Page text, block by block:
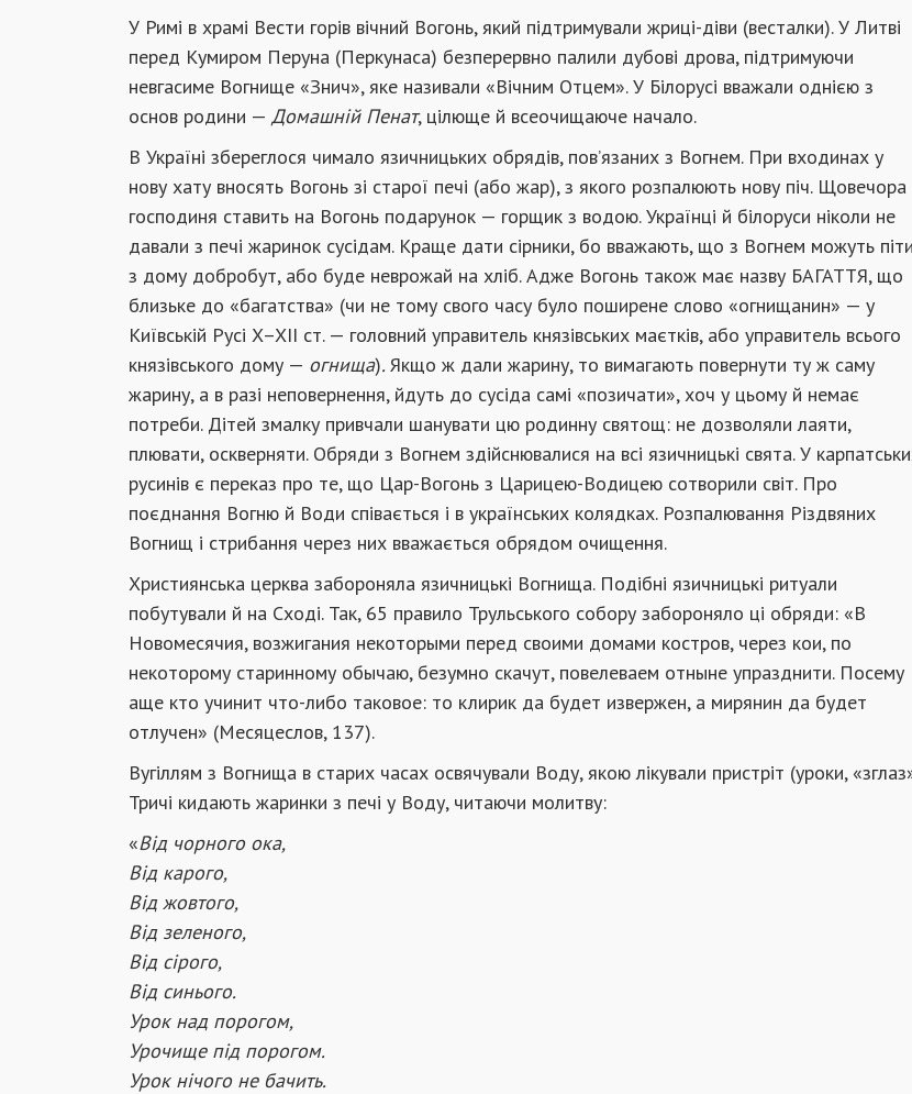
У Римі в храмі Вести горів вічний Вогонь, який підтримували жриці-діви (весталки). У Литві
перед Кумиром Перуна (Перкунаса) безперервно палили дубові дрова, підтримуючи
невгасиме Вогнище «Знич», яке називали «Вічним Отцем». У Білорусі вважали однією з
основ родини — Домашній Пенат, цілюще й всеочищаюче начало.
В Україні збереглося чимало язичницьких обрядів, пов’язаних з Вогнем. При входинах у
нову хату вносять Вогонь зі старої печі (або жар), з якого розпалюють нову піч. Щовечора
господиня ставить на Вогонь подарунок — горщик з водою. Українці й білоруси ніколи не
давали з печі жаринок сусідам. Краще дати сірники, бо вважають, що з Вогнем можуть піти
з дому добробут, або буде неврожай на хліб. Адже Вогонь також має назву БАГАТТЯ, що
близьке до «багатства» (чи не тому свого часу було поширене слово «огнищанин» — у
Київській Русі X–XII ст. — головний управитель князівських маєтків, або управитель всього
князівського дому — огнища). Якщо ж дали жарину, то вимагають повернути ту ж саму
жарину, а в разі неповернення, йдуть до сусіда самі «позичати», хоч у цьому й немає
потреби. Дітей змалку привчали шанувати цю родинну святощ: не дозволяли лаяти,
плювати, оскверняти. Обряди з Вогнем здійснювалися на всі язичницькі свята. У
русинів є переказ про те, що Цар-Вогонь з Царицею-Водицею сотворили світ. Про
поєднання Вогню й Води співається і в українських колядках. Розпалювання Різдвяних
Вогнищ і стрибання через них вважається обрядом очищення.
Християнська церква забороняла язичницькі Вогнища. Подібні язичницькі ритуали
побутували й на Сході. Так, 65 правило Трульського собору забороняло ці обряди: «В
Новомесячия, возжигания некоторыми перед своими домами костров, через кои, по
некоторому старинному обычаю, безумно скачут, повелеваем отныне упразднити. Посему
аще кто учинит что-либо таковое: то клирик да будет извержен, а мирянин да будет
отлучен» (Месяцеслов, 137).
Вугіллям з Вогнища в старих часах освячували Воду, якою лікували пристріт (уроки,
Тричі кидають жаринки з печі у Воду, читаючи молитву:
«Від чорного ока,
Від карого,
Від жовтого,
Від зеленого,
Від сірого,
Від синього.
Урок над порогом,
Урочище під порогом.
Урок нічого не бачить.